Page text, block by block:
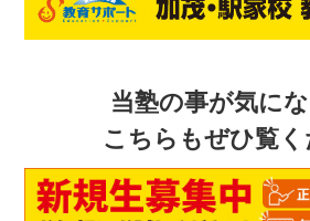
当塾の事が気に
こちらもぜひ覧く